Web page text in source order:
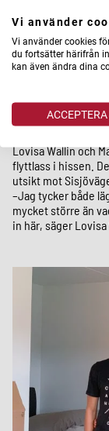
Husen är präglade
För att göra
Lovisa Wallin och
flyttlass i hissen.
utsikt mot
–Jag tycker både
mycket större än
in här, säger Lovisa
Vi använder
Vi använder cookies
du fortsätter härifrån
kan även ändra dina